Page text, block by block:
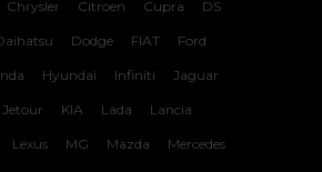
Chrysler Citroen Cupra DS
Dodge FIAT Ford
Hyundai Infiniti Jaguar
Jetour KIA Lada Lancia
Lexus MG Mazda Mercedes